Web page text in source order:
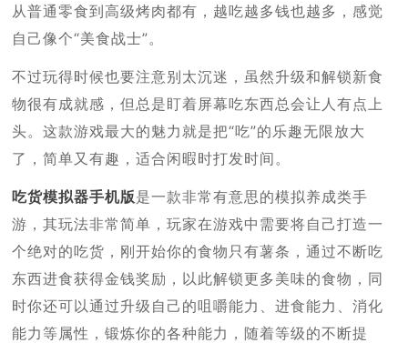
从普通零食到高级烤肉都有，越吃越多钱也越多，感觉
自己像个“美食战士”。
不过玩得时候也要注意别太沉迷，虽然升级和解锁新食
物很有成就感，但总是盯着屏幕吃东西总会让人有点上
头。这款游戏最大的魅力就是把“吃”的乐趣无限放大
了，简单又有趣，适合闲暇时打发时间。
吃货模拟器手机版是一款非常有意思的模拟养成类手
游，其玩法非常简单，玩家在游戏中需要将自己打造一
个绝对的吃货，刚开始你的食物只有薯条，通过不断吃
东西进食获得金钱奖励，以此解锁更多美味的食物，同
时你还可以通过升级自己的咀嚼能力、进食能力、消化
能力等属性，锻炼你的各种能力，随着等级的不断提